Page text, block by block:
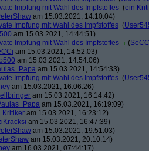
Impfung mit Wahl des Impfstoffes (ein
am 15.03.2021, 14:10:04)
Impfung mit Wahl des Impfstoffes (
am 15.03.2021, 14:44:51)
Impfung mit Wahl des Impfstoffes
(
am 15.03.2021, 14:52:03)
am 15.03.2021, 14:54:06)
am 15.03.2021, 14:54:33)
Impfung mit Wahl des Impfstoffes (
am 15.03.2021, 16:06:26)
am 15.03.2021, 16:14:42)
am 15.03.2021, 16:19:09)
Kritiker am 15.03.2021, 16:23:12)
am 15.03.2021, 16:47:39)
am 15.03.2021, 19:51:03)
am 15.03.2021, 20:10:14)
am 16.03.2021, 07:44:17)